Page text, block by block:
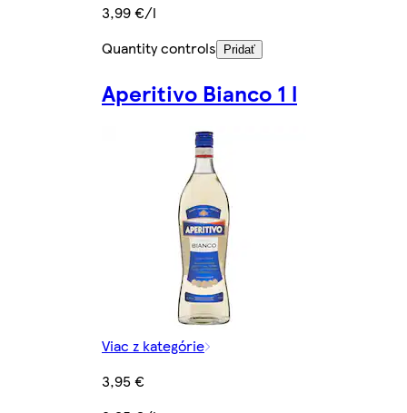
3,99 €/l
Quantity controls
Pridať
Aperitivo Bianco 1 l
Viac z kategórie
3,95 €